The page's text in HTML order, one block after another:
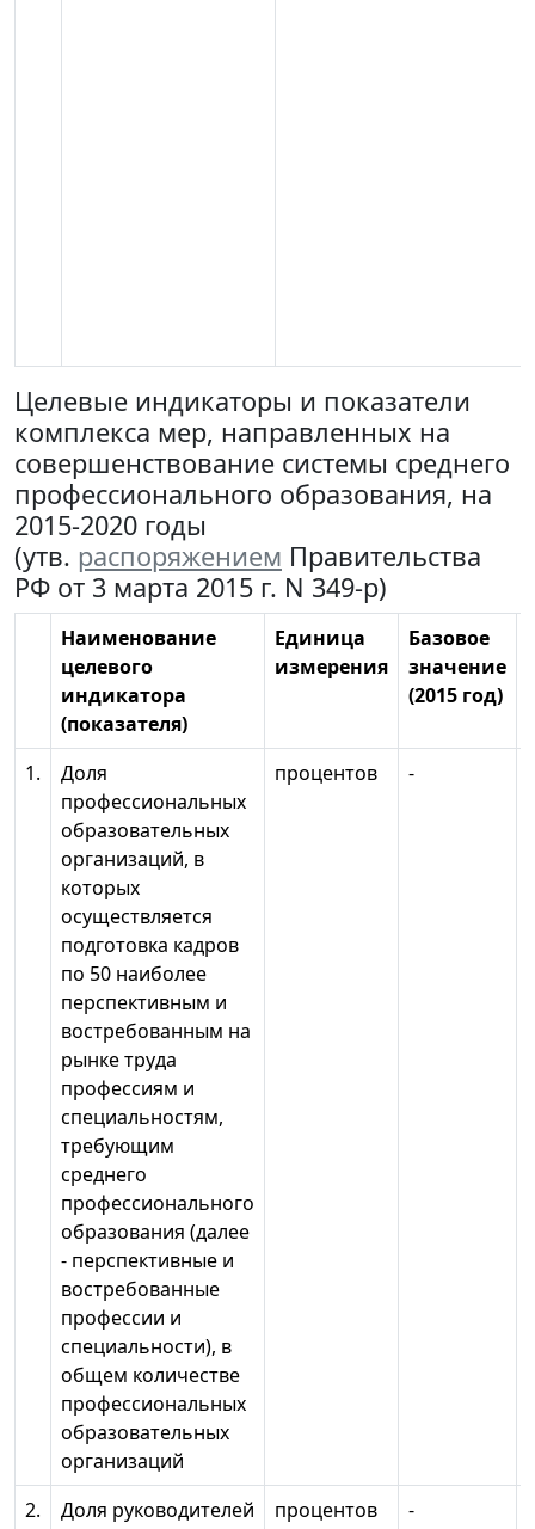
Целевые индикаторы и показатели
комплекса мер, направленных на
совершенствование системы среднего
профессионального образования, на
2015-2020 годы
(утв. распоряжением Правительства
РФ от 3 марта 2015 г. N 349-р)
Наименование
целевого
индикатора
(показателя)
Единица
измерения
Базовое
значение
(2015 год)
1.
Доля
профессиональных
образовательных
организаций, в
которых
осуществляется
подготовка кадров
по 50 наиболее
перспективным и
востребованным на
рынке труда
профессиям и
специальностям,
требующим
среднего
профессионального
образования (далее
- перспективные и
востребованные
профессии и
специальности), в
общем количестве
профессиональных
образовательных
организаций
процентов -
2.
Доля руководителей
процентов -